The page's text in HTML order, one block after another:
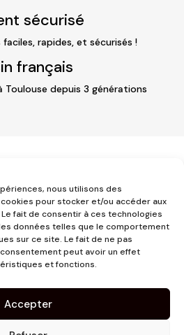
nous utilisons des
pour stocker et/ou accéder aux
fait de consentir à ces technologies
données telles que le comportement
sur ce site. Le fait de ne pas
peut avoir un effet
et fonctions.
Accepter
sécurisé
rapides, et sécurisés !
français
Toulouse depuis 3 générations